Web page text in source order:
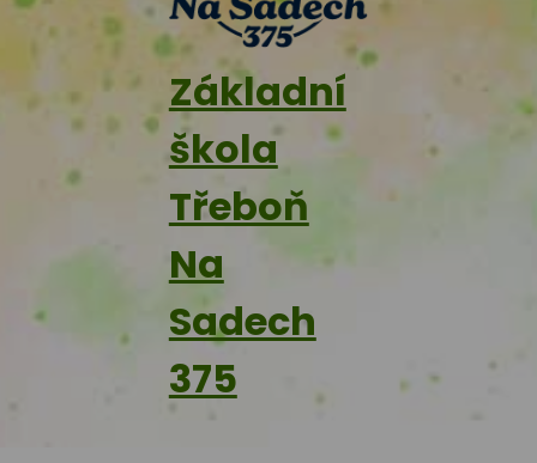
Základní
škola
Třeboň
Na
Sadech
375